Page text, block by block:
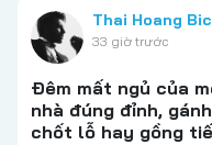
Thai Hoang
33 giờ trước
Đêm mất ngủ của
nhà đúng đỉnh,
chốt lỗ hay gồng